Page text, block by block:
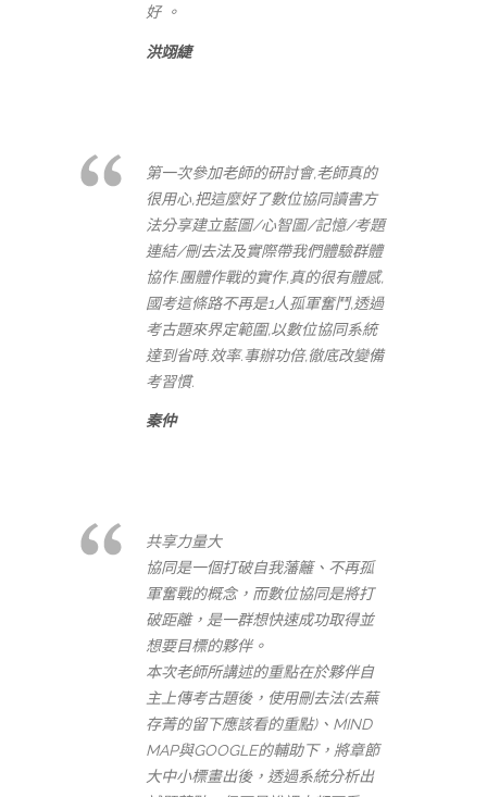
好 。
洪翊緁
第一次參加老師的研討會,老師真的
很用心,把這麼好了數位協同讀書方
法分享建立藍圖/心智圖/記憶/考題
連結/刪去法及實際帶我們體驗群體
協作.團體作戰的實作,真的很有體感,
國考這條路不再是1人孤軍奮鬥,透過
考古題來界定範圍,以數位協同系統
達到省時.效率.事辦功倍,徹底改變備
考習慣.
秦仲
共享力量大
協同是一個打破自我藩籬、不再孤
軍奮戰的概念，而數位協同是將打
破距離，是一群想快速成功取得並
想要目標的夥伴。
本次老師所講述的重點在於夥伴自
主上傳考古題後，使用刪去法(去蕪
存菁的留下應該看的重點)、MIND
MAP與GOOGLE的輔助下，將章節
大中小標畫出後，透過系統分析出